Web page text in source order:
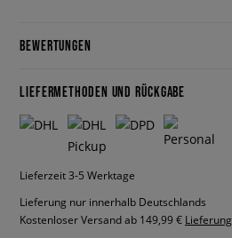
BEWERTUNGEN
LIEFERMETHODEN UND RÜCKGABE
Lieferzeit 3-5 Werktage
Lieferung nur innerhalb Deutschlands
Kostenloser Versand ab 149,99 € Lieferung